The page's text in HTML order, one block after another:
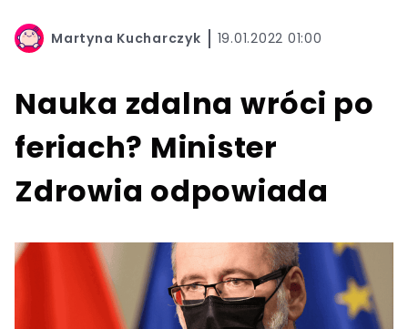
Martyna Kucharczyk 19.01.2022 01:00
Nauka zdalna wróci po
feriach? Minister
Zdrowia odpowiada